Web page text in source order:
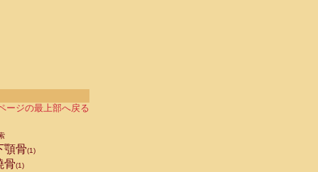
ージの最上部へ戻る
顎骨(1)
骨(1)